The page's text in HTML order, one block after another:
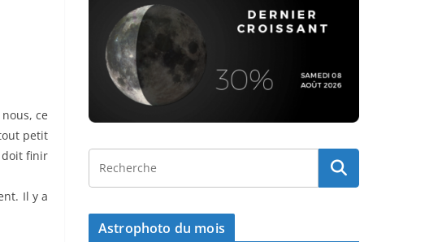
ce
petit
doit finir
Il y a
Astrophoto du mois